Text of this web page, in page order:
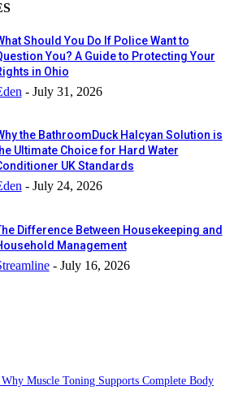
Should You Do If Police Want to
You? A Guide to Protecting Your
in Ohio
- July 31, 2026
the BathroomDuck Halcyan Solution is
Ultimate Choice for Hard Water
UK Standards
- July 24, 2026
Difference Between Housekeeping and
Management
- July 16, 2026
Muscle Toning Supports Complete Body